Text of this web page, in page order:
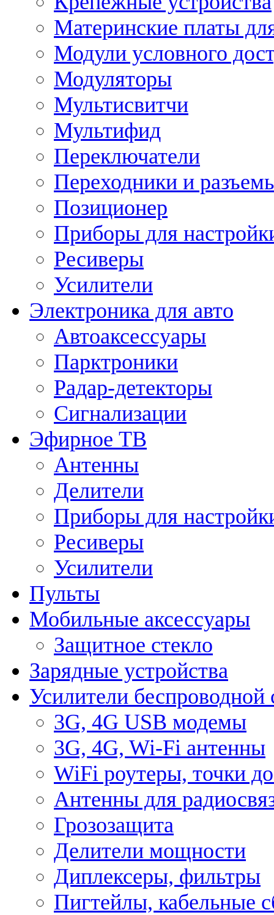
Материнские платы
Модули условного
Модуляторы
Мультисвитчи
Мультифид
Переключатели
Переходники и
Позиционер
Приборы для
Ресиверы
Усилители
Электроника для авто
Автоаксессуары
Парктроники
Радар-детекторы
Сигнализации
Эфирное ТВ
Антенны
Делители
Приборы для
Ресиверы
Усилители
Пульты
Мобильные аксессуары
Защитное стекло
Зарядные устройства
Усилители беспроводной
3G, 4G USB модемы
3G, 4G, Wi-Fi антенны
WiFi роутеры, точки
Антенны для
Грозозащита
Делители мощности
Диплексеры, фильтры
Пигтейлы, кабельные